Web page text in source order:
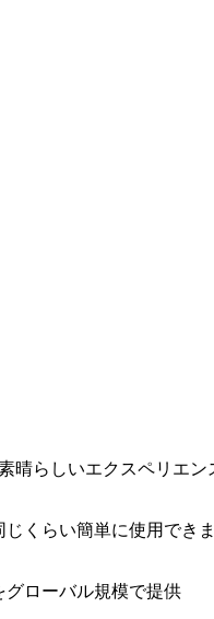
らしいエクスペリエ
くらい簡単に使用でき
ローバル規模で提供